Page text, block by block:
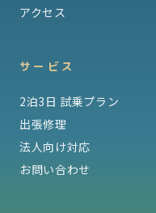
アクセス
サービス
2泊3日 試乗プラン
出張修理
法人向け対応
お問い合わせ